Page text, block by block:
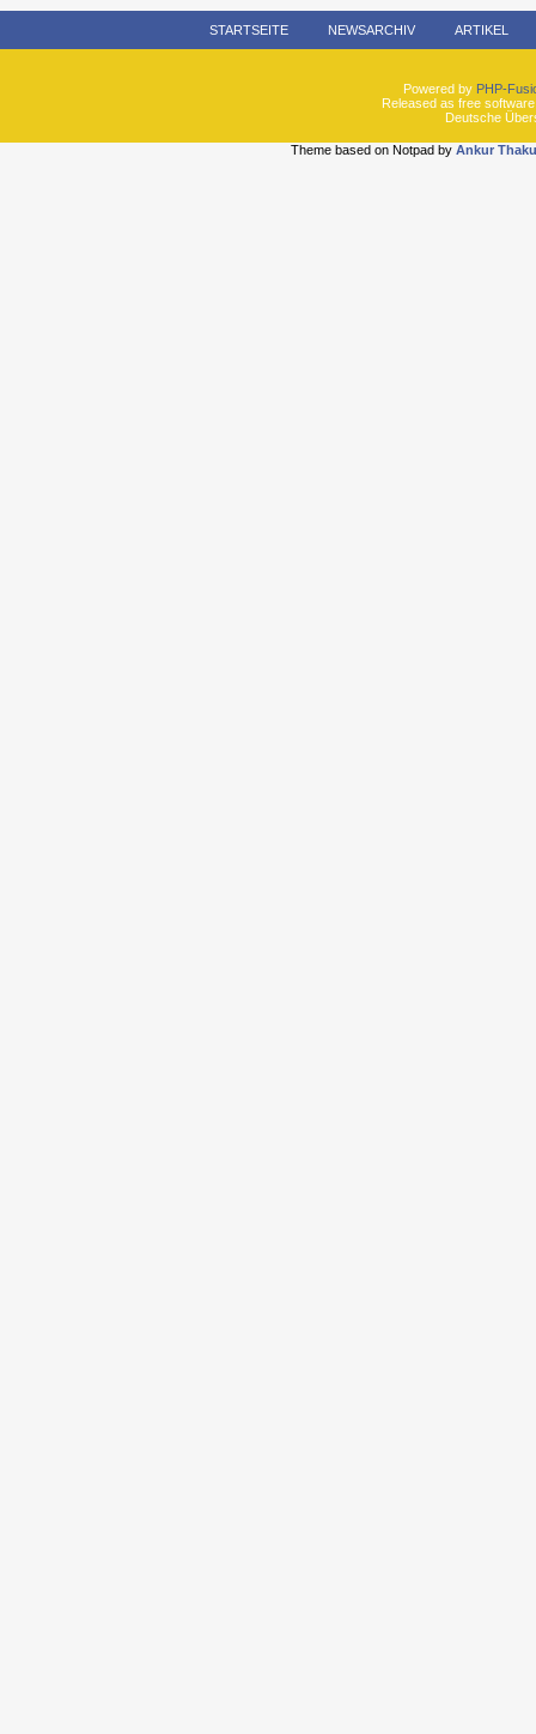
STARTSEITE NEWSARCHIV ARTIKEL
Powered by PHP-
Released as free
Deutsche
Theme based on Notpad by Ankur